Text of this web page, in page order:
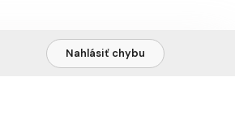
Nahlásiť chybu